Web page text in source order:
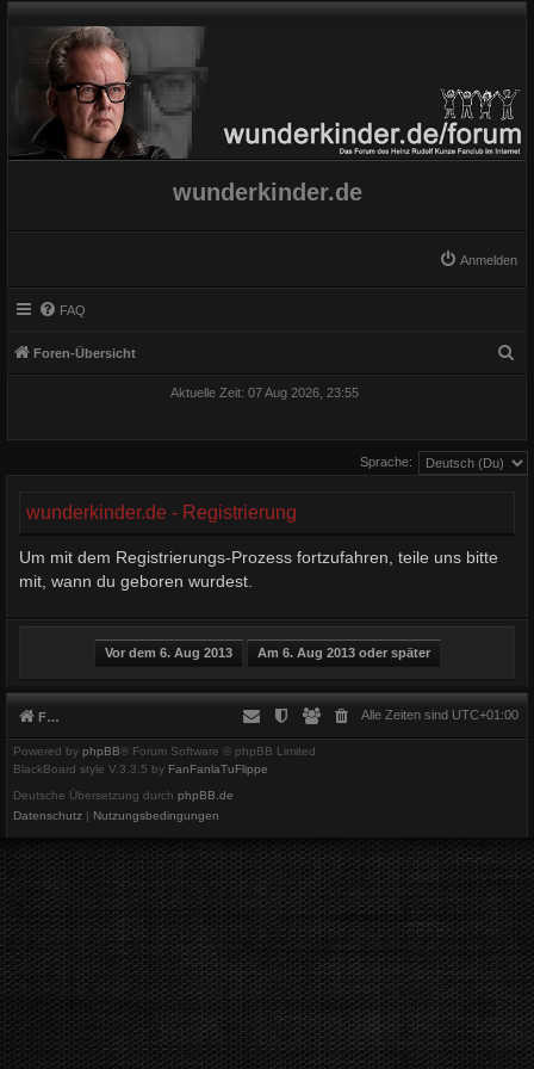
wunderkinder.de
Anmelden
FAQ
Foren-Übersicht
e
Aktuelle Zeit: 07 Aug 2026, 23:55
Sprache:
wunderkinder.de - Registrierung
Um mit dem Registrierungs-Prozess fortzufahren, teile uns bitte
mit, wann du geboren wurdest.
Foren-Übersicht Alle Zeiten sind UTC+01:00
Powered by phpBB® Forum Software © phpBB Limited
BlackBoard style V.3.3.5 by FanFanlaTuFlippe
Deutsche Übersetzung durch phpBB.de
Datenschutz | Nutzungsbedingungen